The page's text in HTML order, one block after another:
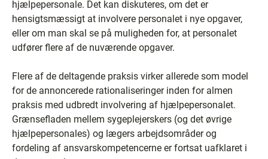
hjælpepersonale. Det kan diskuteres, om det er
hensigtsmæssigt at involvere personalet i nye opgaver,
eller om man skal se på muligheden for, at personalet
udfører flere af de nuværende opgaver.
Flere af de deltagende praksis virker allerede som model
for de annoncerede rationaliseringer inden for almen
praksis med udbredt involvering af hjælpepersonalet.
Grænsefladen mellem sygeplejerskers (og det øvrige
hjælpepersonales) og lægers arbejdsområder og
fordeling af ansvarskompetencerne er fortsat uafklaret i